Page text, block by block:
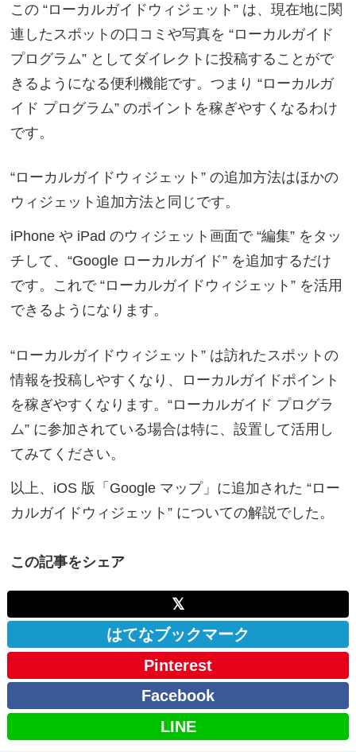
この “ローカルガイドウィジェット” は、現在地に関
連したスポットの口コミや写真を “ローカルガイド
プログラム” としてダイレクトに投稿することがで
きるようになる便利機能です。つまり “ローカルガ
イド プログラム” のポイントを稼ぎやすくなるわけ
です。
“ローカルガイドウィジェット” の追加方法はほかの
ウィジェット追加方法と同じです。
iPhone や iPad のウィジェット画面で “編集” をタッ
チして、“Google ローカルガイド” を追加するだけ
です。これで “ローカルガイドウィジェット” を活用
できるようになります。
“ローカルガイドウィジェット” は訪れたスポットの
情報を投稿しやすくなり、ローカルガイドポイント
を稼ぎやすくなります。“ローカルガイド プログラ
ム” に参加されている場合は特に、設置して活用し
てみてください。
以上、iOS 版「Google マップ」に追加された “ロー
カルガイドウィジェット” についての解説でした。
この記事をシェア
𝕏
はてなブックマーク
Pinterest
Facebook
LINE